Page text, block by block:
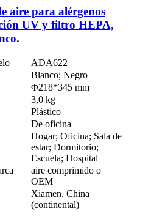
aire para alérgenos
UV y filtro HEPA,
ADA622
Blanco; Negro
Φ218*345 mm
3,0 kg
Plástico
De oficina
Hogar; Oficina; Sala de
estar; Dormitorio;
Escuela; Hospital
aire comprimido o
OEM
Xiamen, China
(continental)